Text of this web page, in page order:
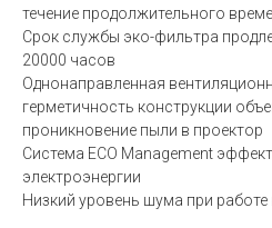
течение продолжительного
Срок службы эко-фильтра
20000 часов
Однонаправленная
герметичность конструкции
проникновение пыли в проектор
Система ECO Management
электроэнергии
Низкий уровень шума при